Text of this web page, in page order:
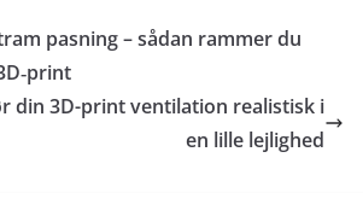
pasning – sådan rammer du
din 3D-print ventilation realistisk i
en lille lejlighed